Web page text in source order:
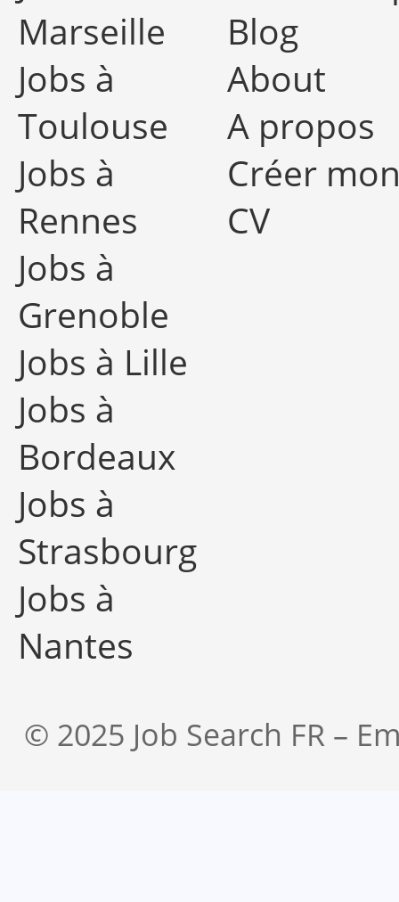
Marseille
Jobs à
Toulouse
Jobs à
Rennes
Jobs à
Grenoble
Jobs à Lille
Jobs à
Bordeaux
Jobs à
Strasbourg
Jobs à
Nantes
Blog
About
A propos
Créer
CV
© 2025 Job Search FR –